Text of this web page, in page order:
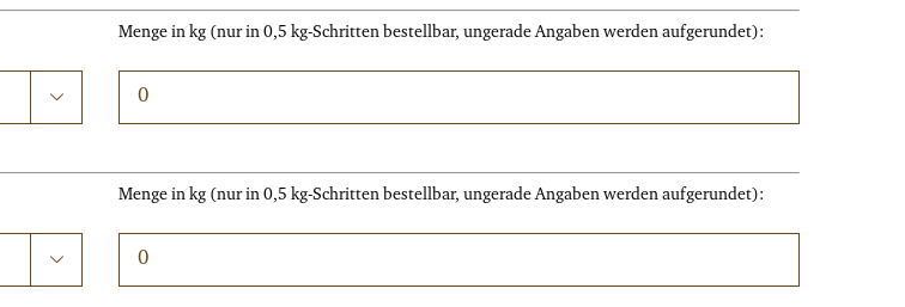

Menge in kg (nur in 0,5 kg-Schritten bestellbar, ungerade Angaben werden aufgerundet):

Menge in kg (nur in 0,5 kg-Schritten bestellbar, ungerade Angaben werden aufgerundet):